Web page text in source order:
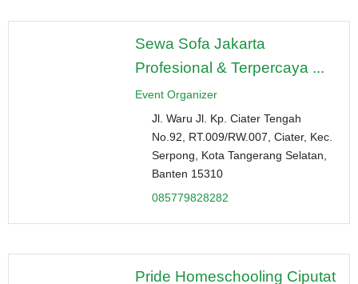
Sewa Sofa Jakarta
Profesional & Terpercaya ...
Event Organizer
Jl. Waru Jl. Kp. Ciater Tengah
No.92, RT.009/RW.007, Ciater, Kec.
Serpong, Kota Tangerang Selatan,
Banten 15310
085779828282
Pride Homeschooling Ciputat